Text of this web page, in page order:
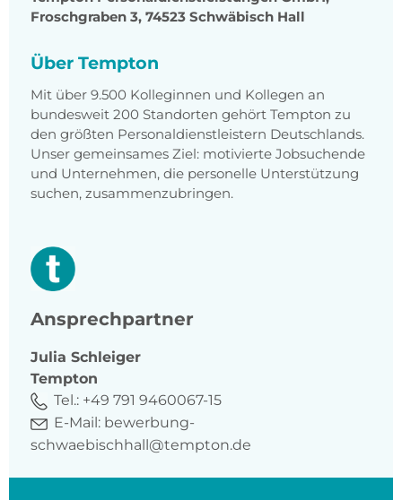
Froschgraben 3, 74523 Schwäbisch Hall
Über Tempton
Mit über 9.500 Kolleginnen und Kollegen an
bundesweit 200 Standorten gehört Tempton zu
den größten Personaldienstleistern Deutschlands.
Unser gemeinsames Ziel: motivierte Jobsuchende
und Unternehmen, die personelle Unterstützung
suchen, zusammenzubringen.
Ansprechpartner
Julia Schleiger
Tempton
Tel.: +49 791 9460067-15
E-Mail: bewerbung-
schwaebischhall@tempton.de